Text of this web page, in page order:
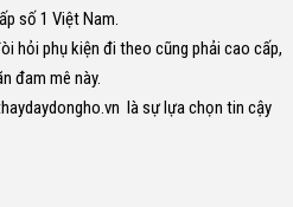
số 1 Việt Nam.
hỏi phụ kiện đi theo cũng phải cao cấp,
đam mê này.
là sự lựa chọn tin cậy